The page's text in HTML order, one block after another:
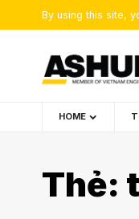
By using this site,
HOME
Thẻ: